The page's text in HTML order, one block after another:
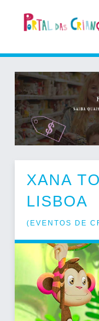
XANA
LISBOA
( EVENTOS DE